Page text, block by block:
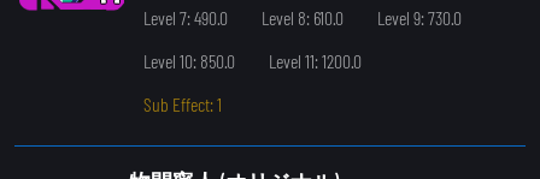
Level 7: 490.0
Level 8: 610.0
Level 9: 730.0
Level 10: 850.0
Level 11: 1200.0
Sub Effect: 1